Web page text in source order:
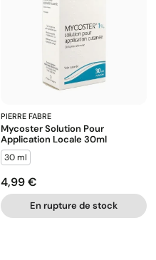
PIERRE FABRE
Mycoster Solution Pour
Application Locale 30ml
30 ml
Prix
4,99 €
En rupture de stock